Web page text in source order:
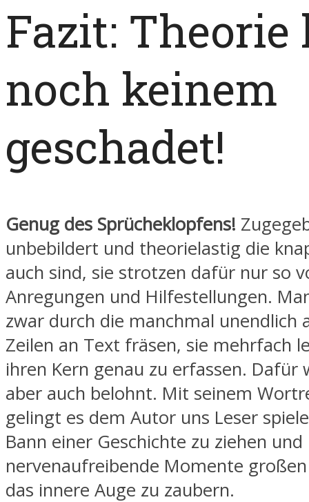
Fazit: Theorie
noch keinem
geschadet!
Genug des Sprücheklopfens!
unbebildert und theorielastig die
auch sind, sie strotzen dafür nur so
Anregungen und Hilfestellungen.
zwar durch die manchmal unendlich
Zeilen an Text fräsen, sie mehrfach
ihren Kern genau zu erfassen. Dafür
aber auch belohnt. Mit seinem
gelingt es dem Autor uns Leser
Bann einer Geschichte zu ziehen und
nervenaufreibende Momente
das innere Auge zu zaubern.